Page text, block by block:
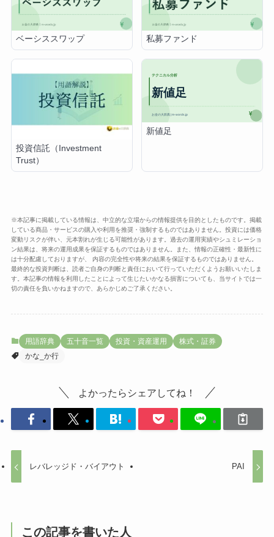
ベーシススワップ 私募ファンド
投資信託（Investment
Trust）
新値足
※本記事に掲載している情報は、中立的な立場からの情報提供を目的としたものです。掲載
している商品・サービスの購入や利用を推奨・強制するものではありません。投資には価格
変動リスクが伴い、元本割れが生じる可能性があります。過去の運用実績やシュミレーショ
ン結果は、将来の運用成果を保証するものではありません。また、情報の正確性・最新性に
は十分配慮しておりますが、 内容の完全性や将来の結果を保証するものではありません。
最終的な投資判断は、読者ご自身の判断と責任において行っていただくようお願いいたしま
す。本記事の情報を利用したことによって生じたいかなる損害についても、当サイトでは一
切の責任を負いかねますので、あらかじめご了承ください。
用語辞典 五十音一覧 投資・資産運用
株式・証券
かな_か行
よかったらシェアしてね！
レバレッジド・バイアウト PAI
この記事を書いた人